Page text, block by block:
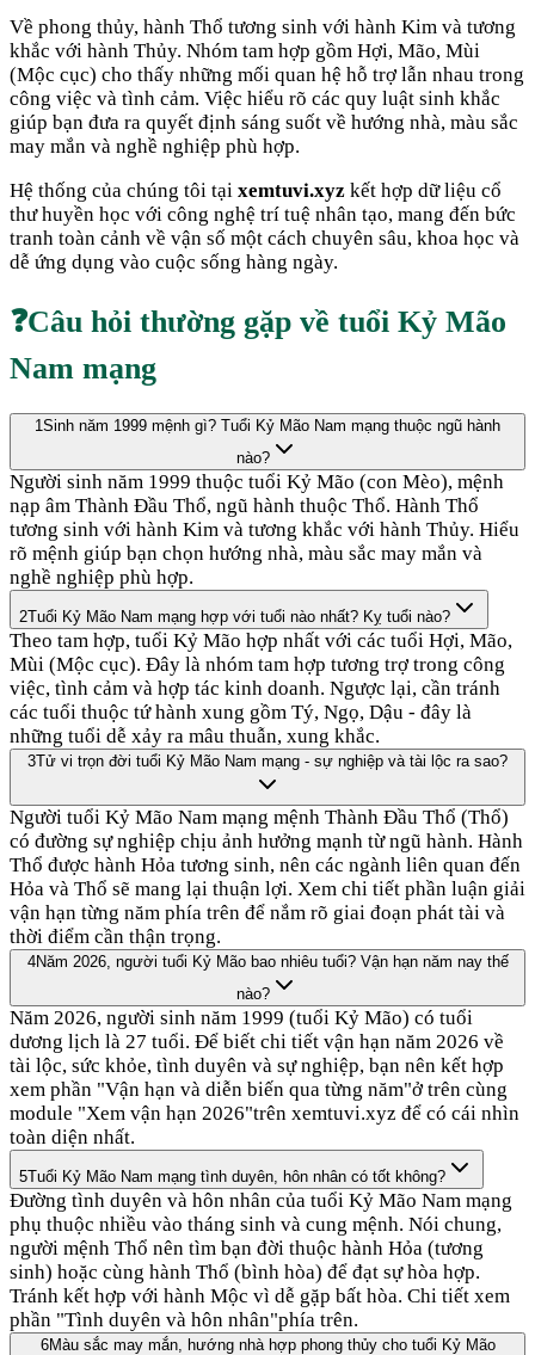
Về phong thủy, hành Thổ tương sinh với hành Kim và tương
khắc với hành Thủy. Nhóm tam hợp gồm Hợi, Mão, Mùi
(Mộc cục) cho thấy những mối quan hệ hỗ trợ lẫn nhau trong
công việc và tình cảm. Việc hiểu rõ các quy luật sinh khắc
giúp bạn đưa ra quyết định sáng suốt về hướng nhà, màu sắc
may mắn và nghề nghiệp phù hợp.
Hệ thống của chúng tôi tại xemtuvi.xyz kết hợp dữ liệu cổ
thư huyền học với công nghệ trí tuệ nhân tạo, mang đến bức
tranh toàn cảnh về vận số một cách chuyên sâu, khoa học và
dễ ứng dụng vào cuộc sống hàng ngày.
❓Câu hỏi thường gặp về tuổi Kỷ Mão
Nam mạng
1Sinh năm 1999 mệnh gì? Tuổi Kỷ Mão Nam mạng thuộc ngũ hành
nào?
Người sinh năm 1999 thuộc tuổi Kỷ Mão (con Mèo), mệnh
nạp âm Thành Đầu Thổ, ngũ hành thuộc Thổ. Hành Thổ
tương sinh với hành Kim và tương khắc với hành Thủy. Hiểu
rõ mệnh giúp bạn chọn hướng nhà, màu sắc may mắn và
nghề nghiệp phù hợp.
2Tuổi Kỷ Mão Nam mạng hợp với tuổi nào nhất? Kỵ tuổi nào?
Theo tam hợp, tuổi Kỷ Mão hợp nhất với các tuổi Hợi, Mão,
Mùi (Mộc cục). Đây là nhóm tam hợp tương trợ trong công
việc, tình cảm và hợp tác kinh doanh. Ngược lại, cần tránh
các tuổi thuộc tứ hành xung gồm Tý, Ngọ, Dậu - đây là
những tuổi dễ xảy ra mâu thuẫn, xung khắc.
3Tử vi trọn đời tuổi Kỷ Mão Nam mạng - sự nghiệp và tài lộc ra sao?
Người tuổi Kỷ Mão Nam mạng mệnh Thành Đầu Thổ (Thổ)
có đường sự nghiệp chịu ảnh hưởng mạnh từ ngũ hành. Hành
Thổ được hành Hỏa tương sinh, nên các ngành liên quan đến
Hỏa và Thổ sẽ mang lại thuận lợi. Xem chi tiết phần luận giải
vận hạn từng năm phía trên để nắm rõ giai đoạn phát tài và
thời điểm cần thận trọng.
4Năm 2026, người tuổi Kỷ Mão bao nhiêu tuổi? Vận hạn năm nay thế
nào?
Năm 2026, người sinh năm 1999 (tuổi Kỷ Mão) có tuổi
dương lịch là 27 tuổi. Để biết chi tiết vận hạn năm 2026 về
tài lộc, sức khỏe, tình duyên và sự nghiệp, bạn nên kết hợp
xem phần "Vận hạn và diễn biến qua từng năm"ở trên cùng
module "Xem vận hạn 2026"trên xemtuvi.xyz để có cái nhìn
toàn diện nhất.
5Tuổi Kỷ Mão Nam mạng tình duyên, hôn nhân có tốt không?
Đường tình duyên và hôn nhân của tuổi Kỷ Mão Nam mạng
phụ thuộc nhiều vào tháng sinh và cung mệnh. Nói chung,
người mệnh Thổ nên tìm bạn đời thuộc hành Hỏa (tương
sinh) hoặc cùng hành Thổ (bình hòa) để đạt sự hòa hợp.
Tránh kết hợp với hành Mộc vì dễ gặp bất hòa. Chi tiết xem
phần "Tình duyên và hôn nhân"phía trên.
6Màu sắc may mắn, hướng nhà hợp phong thủy cho tuổi Kỷ Mão